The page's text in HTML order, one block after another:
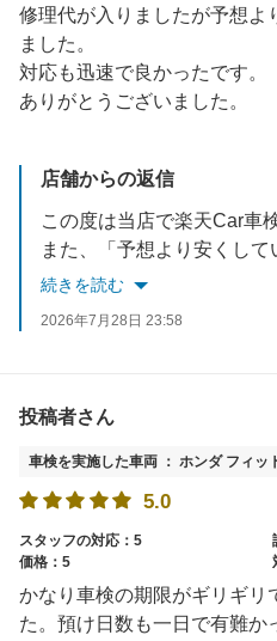
修理代が入りましたが予想よ
ました。
対応も迅速で良かったです。
ありがとうございました。
店舗からの返信
また、「予想より安くしていただき助かった」との大変嬉しいお言葉
続きを読む
2026年7月28日 23:58
投稿者さん
車検を実施した車両 ： ホンダ フィッ
5.0
スタッフの対応：5
価格：5
かなり車検の期限がギリギリ
た。預け日数も一日で有難か